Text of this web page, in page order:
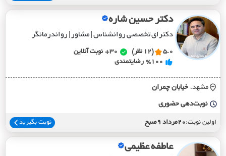
دکتر حسین شاره
دکترای تخصصی روانشناس | مشاور | رواندرمانگر
5.0 (12 نظر) 30+
نوبت آنلاین
%100 رضایتمندی
مشهد، خيابان چمران
نوبت‌دهی حضوری
اولین نوبت:20مرداد 9صبح نوبت بگیرید
عاطفه عظیمی